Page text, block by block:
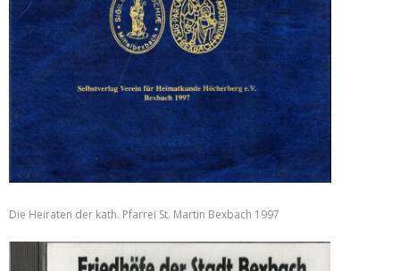
Die Heiraten der kath. Pfarrei St. Martin Bexbach 1997